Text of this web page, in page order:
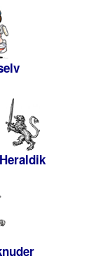
Heraldik